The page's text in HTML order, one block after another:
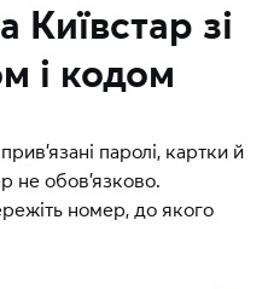
Київстар зі
і кодом
паролі, картки й
не обов’язково.
номер, до якого